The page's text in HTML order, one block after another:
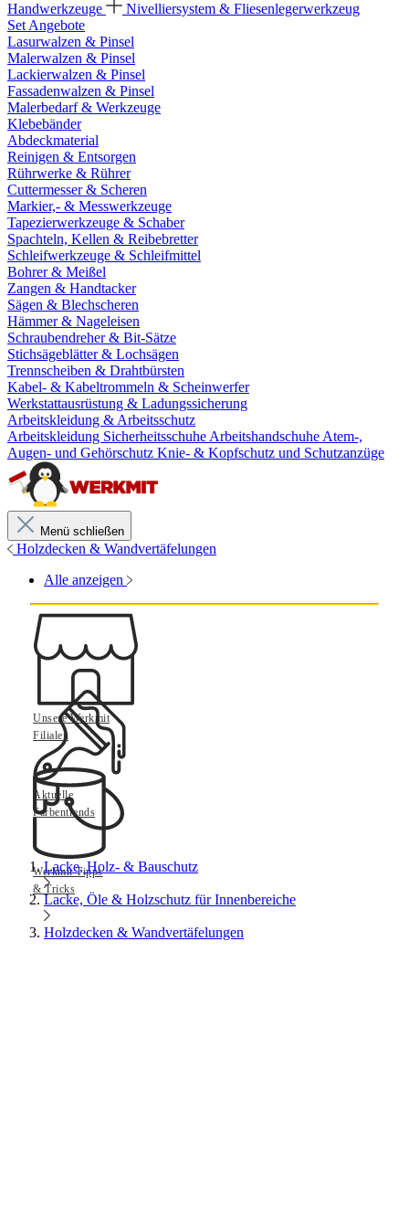
Handwerkzeuge
Nivelliersystem & Fliesenlegerwerkzeug
Set Angebote
Lasurwalzen & Pinsel
Malerwalzen & Pinsel
Lackierwalzen & Pinsel
Fassadenwalzen & Pinsel
Malerbedarf & Werkzeuge
Klebebänder
Abdeckmaterial
Reinigen & Entsorgen
Rührwerke & Rührer
Cuttermesser & Scheren
Markier,- & Messwerkzeuge
Tapezierwerkzeuge & Schaber
Spachteln, Kellen & Reibebretter
Schleifwerkzeuge & Schleifmittel
Bohrer & Meißel
Zangen & Handtacker
Sägen & Blechscheren
Hämmer & Nageleisen
Schraubendreher & Bit-Sätze
Stichsägeblätter & Lochsägen
Trennscheiben & Drahtbürsten
Kabel- & Kabeltrommeln & Scheinwerfer
Werkstattausrüstung & Ladungssicherung
Arbeitskleidung & Arbeitsschutz
Arbeitskleidung Sicherheitsschuhe Arbeitshandschuhe Atem-,
Augen- und Gehörschutz Knie- & Kopfschutz und Schutzanzüge
Menü schließen
Holzdecken & Wandvertäfelungen
Alle anzeigen
Unsere Werkmit
Filialen
Aktuelle
Farbentrends
Werkmit Tipps
& Tricks
Lacke, Holz- & Bauschutz
Lacke, Öle & Holzschutz für Innenbereiche
Holzdecken & Wandvertäfelungen